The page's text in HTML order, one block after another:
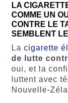
LA
COMME UN
CONTRE LE
SEMBLENT
La cigarette
de lutte
oui, et la
luttent avec
Nouvelle-